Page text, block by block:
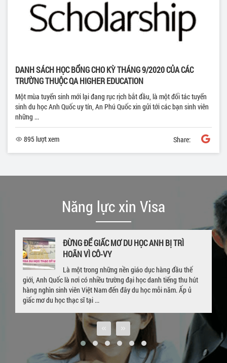
DANH SÁCH HỌC BỔNG CHO KỲ THÁNG 9/2020 CỦA CÁC
TRƯỜNG THUỘC QA HIGHER EDUCATION
Một mùa tuyển sinh mới lại đang rục rịch bắt đầu, là một đối tác tuyển
sinh du học Anh Quốc uy tín, An Phú Quốc xin gửi tới các bạn sinh viên
những ...
895 lượt xem Share:
Năng lực xin Visa
GIA HẠN VISA DU HỌC NGAY KHI ĐANG Ở UK
– CHÚC MỪNG EM P.P LINH VỚI TẤM THẺ
VISA 4 NĂM
Hết hạn visa, quay trở về Việt Nam sau khi hòan thành khóa học ở
nước ngoài là nỗi lo lắng của rất nhiều bạn sinh viên đang du học.
Trường hợp của sinh viên P. P. Linh cũng tương tự. Bắt đầu hành ...